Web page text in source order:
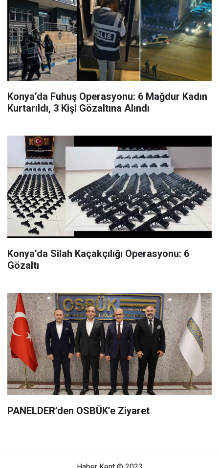
Konya’da Fuhuş Operasyonu: 6 Mağdur Kadın
Kurtarıldı, 3 Kişi Gözaltına Alındı
Konya’da Silah Kaçakçılığı Operasyonu: 6
Gözaltı
PANELDER’den OSBÜK’e Ziyaret